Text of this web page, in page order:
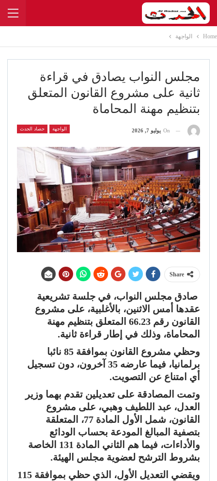
Home الواجهة
مجلس النواب يصادق في قراءة
ثانية على مشروع القانون المتعلق
بتنظيم مهنة المحاماة
الواجهة حصاد الحدث On يوليو 7, 2026
Share
صادق مجلس النواب، في جلسة تشريعية
عقدها أمس الاثنين، بالأغلبية، على مشروع
القانون رقم 66.23 المتعلق بتنظيم مهنة
المحاماة، وذلك في إطار قراءة ثانية.
وحظي مشروع القانون بموافقة 85 نائبا
برلمانيا، فيما عارضه 35 آخرون، دون تسجيل
أي امتناع عن التصويت.
وتمت المصادقة على تعديلين تقدم بهما وزير
العدل، عبد اللطيف وهبي، على مشروع
القانون، شمل الأول المادة 77، المتعلقة
بتصفية المبالغ المودعة بحساب الودائع
والأداءات، فيما هم الثاني المادة 131 الخاصة
بشروط الترشح لعضوية مجلس الهيئة.
ويقضي التعديل الأول، الذي حظي بموافقة 115